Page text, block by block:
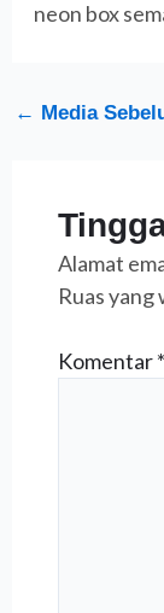
neon box
← Media
Alamat
Ruas yang
Komentar*